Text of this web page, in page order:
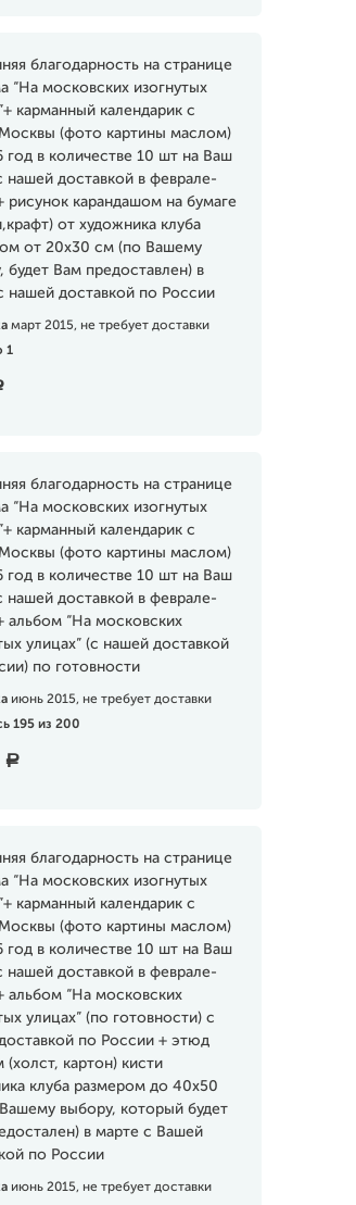
благодарность на странице
“На московских изогнутых
карманный календарик c
(фото картины маслом)
год в количестве 10 шт на Ваш
нашей доставкой в феврале-
рисунок карандашом на бумаге
от художника клуба
от 20х30 см (по Вашему
будет Вам предоставлен) в
нашей доставкой по России
март 2015, не требует доставки
1
благодарность на странице
“На московских изогнутых
карманный календарик c
(фото картины маслом)
год в количестве 10 шт на Ваш
нашей доставкой в феврале-
альбом “На московских
улицах” (с нашей доставкой
по готовности
июнь 2015, не требует доставки
195 из 200
a
благодарность на странице
“На московских изогнутых
карманный календарик c
(фото картины маслом)
год в количестве 10 шт на Ваш
нашей доставкой в феврале-
альбом “На московских
улицах” (по готовности) с
по России + этюд
картон) кисти
клуба размером до 40х50
выбору, который будет
в марте с Вашей
по России
июнь 2015, не требует доставки